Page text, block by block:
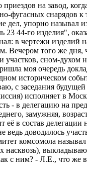
на завод,
фугасных
дел, упорно называл
23 44-го изделия",
в чертежи изделий
Вечером того же
участков, сном-
моя очередь
историческом
с заседания
исполняет в
- в делегацию на
замужняя,
её в состав
доводилось
комсомола
насквозь),
ним? - Л.Е., что же